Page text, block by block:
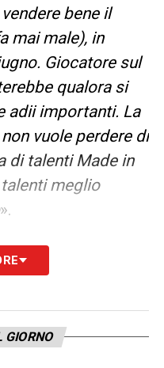
bene il
mai male), in
Giocatore sul
qualora si
adii importanti. La
vuole perdere di
di talenti Made in
meglio
».
PRONTI DUE
Storicamente, del
ragazzi che
nazionali
GIORNO